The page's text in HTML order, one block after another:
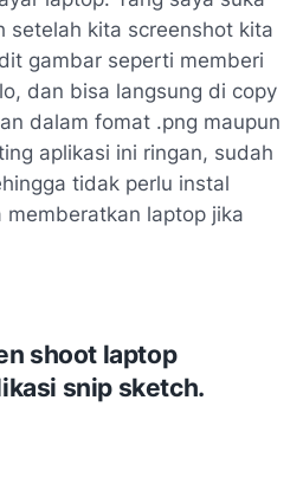
setelah kita screenshot kita
gambar seperti memberi
dan bisa langsung di copy
dalam fomat .png maupun
aplikasi ini ringan, sudah
tidak perlu instal
memberatkan laptop jika
shoot laptop
snip sketch.